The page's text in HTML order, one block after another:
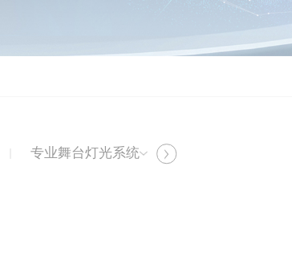
专业舞台灯光系统